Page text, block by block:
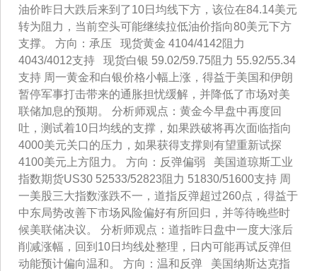
油价昨日大跌后来到了10日均线下方，该位在84.14美元
转为阻力，当前空头可能继续拉低油价指向80美元下方
支撑。 方向：承压 现货黄金 4104/4142阻力
4043/4012支持 现货白银 59.02/59.75阻力 55.92/55.34
支持 周一黄金和白银价格小幅上涨，得益于美国和伊朗
暂停军事打击带来的通胀担忧缓解，并降低了市场对美
联储加息的预期。 分析师观点：黄金今早盘中再度回
吐，测试着10日均线的支撑，如果跌破将再次面临指向
4000美元关口的压力，如果获得支撑则有望重新试探
4100美元上方阻力。 方向：反弹偏弱 美国道琼斯工业
指数期货US30 52533/52823阻力 51830/51600支持 周
一美股三大指数涨跌不一，道指反弹超过260点，得益于
中东局势改善下市场风险偏好有所回归，并等待晚些时
候美联储决议。 分析师观点：道指昨日盘中一度大涨后
削减涨幅，回到10日均线处整理，日内可能再试反弹但
动能预计偏向温和。 方向：温和反弹 美国纳斯达克指